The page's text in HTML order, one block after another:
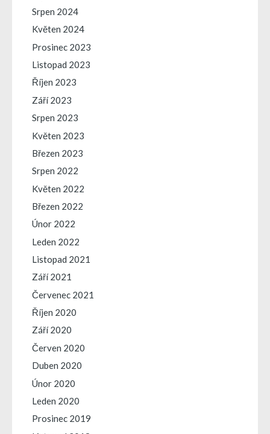
Srpen 2024
Květen 2024
Prosinec 2023
Listopad 2023
Říjen 2023
Září 2023
Srpen 2023
Květen 2023
Březen 2023
Srpen 2022
Květen 2022
Březen 2022
Únor 2022
Leden 2022
Listopad 2021
Září 2021
Červenec 2021
Říjen 2020
Září 2020
Červen 2020
Duben 2020
Únor 2020
Leden 2020
Prosinec 2019